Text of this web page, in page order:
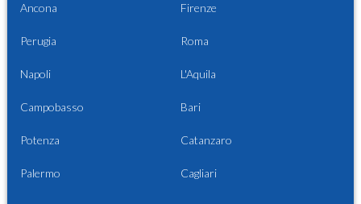
Ancona Firenze
Perugia Roma
Napoli L'Aquila
Campobasso Bari
Potenza Catanzaro
Palermo Cagliari